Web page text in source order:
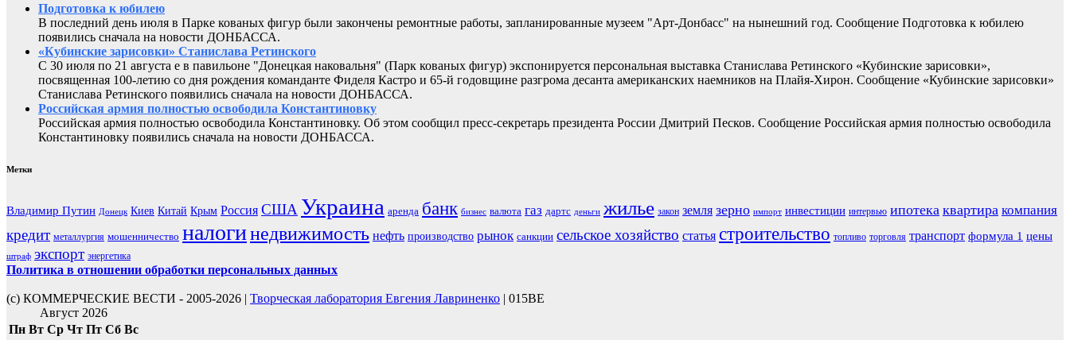
Подготовка к юбилею
В последний день июля в Парке кованых фигур были закончены ремонтные работы, запланированные музеем "Арт-Донбасс" на нынешний год. Сообщение Подготовка к юбилею
появились сначала на новости ДОНБАССА.
«Кубинские зарисовки» Станислава Ретинского
С 30 июля по 21 августа е в павильоне "Донецкая наковальня" (Парк кованых фигур) экспонируется персональная выставка Станислава Ретинского «Кубинские зарисовки»,
посвященная 100-летию со дня рождения команданте Фиделя Кастро и 65-й годовщине разгрома десанта американских наемников на Плайя-Хирон. Сообщение «Кубинские зарисовки»
Станислава Ретинского появились сначала на новости ДОНБАССА.
Российская армия полностью освободила Константиновку
Российская армия полностью освободила Константиновку. Об этом сообщил пресс-секретарь президента России Дмитрий Песков. Сообщение Российская армия полностью освободила
Константиновку появились сначала на новости ДОНБАССА.
Метки
Владимир Путин Донецк Киев Китай Крым Россия США Украина аренда банк бизнес валюта газ дартс деньги жилье закон земля зерно импорт инвестиции интервью ипотека квартира компания
кредит металлургия мошенничество налогинедвижимость нефть производство рынок санкции сельское хозяйство статья строительство топливо торговля транспорт формула 1 цены
штраф экспорт энергетика
Политика в отношении обработки персональных данных
(с) КОММЕРЧЕСКИЕ ВЕСТИ - 2005-2026 | Творческая лаборатория Евгения Лавриненко | 015BE
Август 2026
Пн Вт Ср Чт Пт Сб Вс